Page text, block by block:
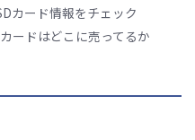
カード情報をチェック
ードはどこに売ってるか